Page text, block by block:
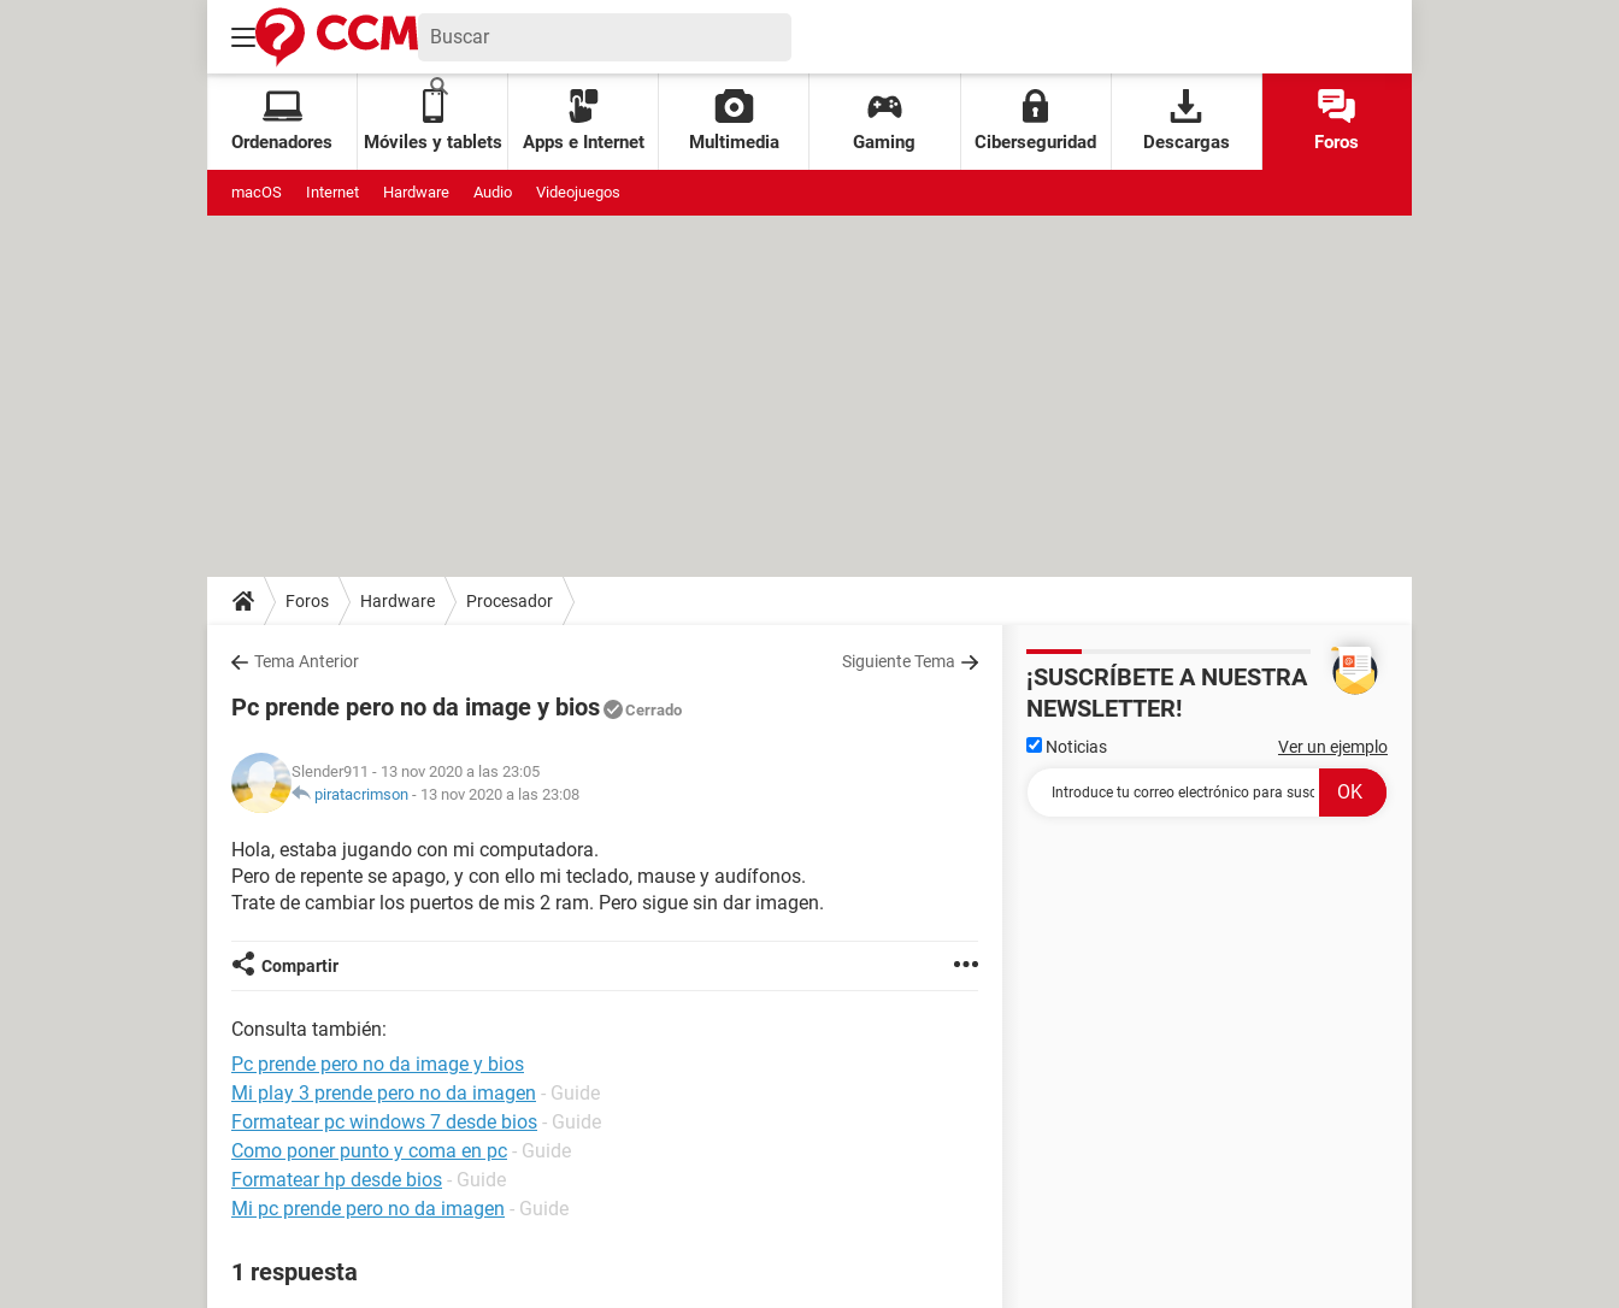
Ordenadores Móviles y tablets Apps e Internet Multimedia Gaming Ciberseguridad Descargas Foros
macOS Internet Hardware Audio Videojuegos
Foros Hardware Procesador
Tema Anterior Siguiente Tema
Pc prende pero no da image y bios Cerrado
Slender911 - 13 nov 2020 a las 23:05
piratacrimson - 13 nov 2020 a las 23:08
Hola, estaba jugando con mi computadora.
Pero de repente se apago, y con ello mi teclado, mause y audífonos.
Trate de cambiar los puertos de mis 2 ram. Pero sigue sin dar imagen.
Compartir
Consulta también:
Pc prende pero no da image y bios
Mi play 3 prende pero no da imagen - Guide
Formatear pc windows 7 desde bios - Guide
Como poner punto y coma en pc - Guide
Formatear hp desde bios - Guide
Mi pc prende pero no da imagen - Guide
1 respuesta
¡SUSCRÍBETE A NUESTRA
NEWSLETTER!
Noticias Ver un ejemplo